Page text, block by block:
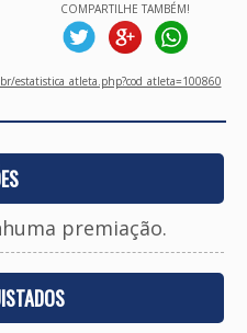
COMPARTILHE TAMBÉM!
estatistica_atleta.php?cod_atleta=100860
premiação.